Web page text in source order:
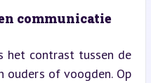
communicatie
het contrast tussen de
ouders of voogden. Op